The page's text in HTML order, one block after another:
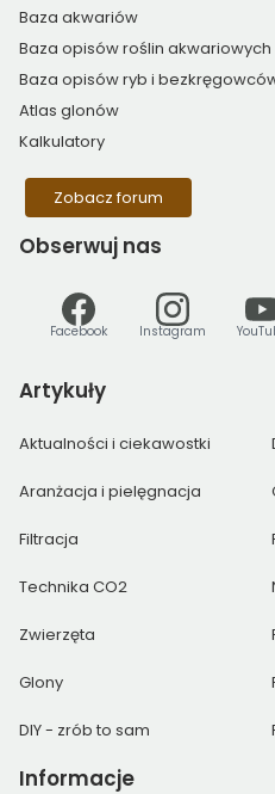
Baza akwariów
Baza opisów roślin akwariowych
Baza opisów ryb i
Atlas glonów
Kalkulatory
Zobacz forum
Obserwuj nas
Facebook Instagram
Artykuły
Aktualności i ciekawostki
Aranżacja i pielęgnacja
Filtracja
Technika CO2
Zwierzęta
Glony
DIY - zrób to sam
Informacje